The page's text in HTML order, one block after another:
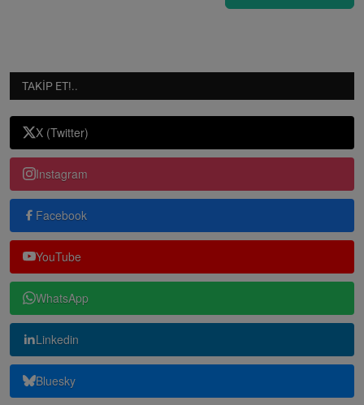
TAKIP ET!..
X (Twitter)
Instagram
Facebook
YouTube
WhatsApp
Linkedin
Bluesky